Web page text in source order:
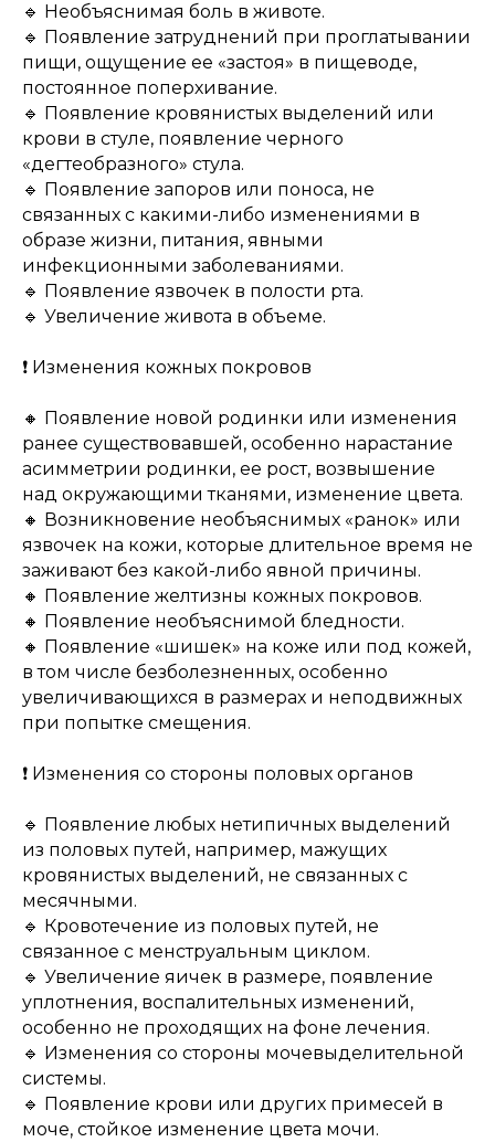
🔹 Необъяснимая боль в животе.
🔹 Появление затруднений при проглатывании
пищи, ощущение ее «застоя» в пищеводе,
постоянное поперхивание.
🔹 Появление кровянистых выделений или
крови в стуле, появление черного
«дегтеобразного» стула.
🔹 Появление запоров или поноса, не
связанных с какими-либо изменениями в
образе жизни, питания, явными
инфекционными заболеваниями.
🔹 Появление язвочек в полости рта.
🔹 Увеличение живота в объеме.
❗️ Изменения кожных покровов
🔸 Появление новой родинки или изменения
ранее существовавшей, особенно нарастание
асимметрии родинки, ее рост, возвышение
над окружающими тканями, изменение цвета.
🔸 Возникновение необъяснимых «ранок» или
язвочек на кожи, которые длительное время не
заживают без какой-либо явной причины.
🔸 Появление желтизны кожных покровов.
🔸 Появление необъяснимой бледности.
🔸 Появление «шишек» на коже или под кожей,
в том числе безболезненных, особенно
увеличивающихся в размерах и неподвижных
при попытке смещения.
❗️ Изменения со стороны половых органов
🔹 Появление любых нетипичных выделений
из половых путей, например, мажущих
кровянистых выделений, не связанных с
месячными.
🔹 Кровотечение из половых путей, не
связанное с менструальным циклом.
🔹 Увеличение яичек в размере, появление
уплотнения, воспалительных изменений,
особенно не проходящих на фоне лечения.
🔹 Изменения со стороны мочевыделительной
системы.
🔹 Появление крови или других примесей в
моче, стойкое изменение цвета мочи.